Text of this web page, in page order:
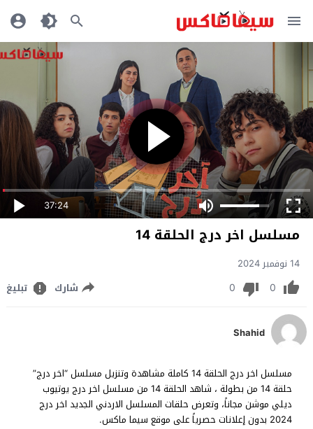
37:24
مسلسل اخر درج الحلقة 14
14 نوفمبر 2024
0
0 شارك تبليغ
Shahid
مسلسل اخر درج الحلقة 14 كاملة مشاهدة وتنزيل مسلسل “اخر درج”
حلقة 14 من بطولة ، شاهد الحلقة 14 من مسلسل اخر درج يوتيوب
ديلي موشن مجاناً، وتعرض حلقات المسلسل الاردني الجديد اخر درج
2024 بدون إعلانات حصرياً على موقع سيما ماكس.